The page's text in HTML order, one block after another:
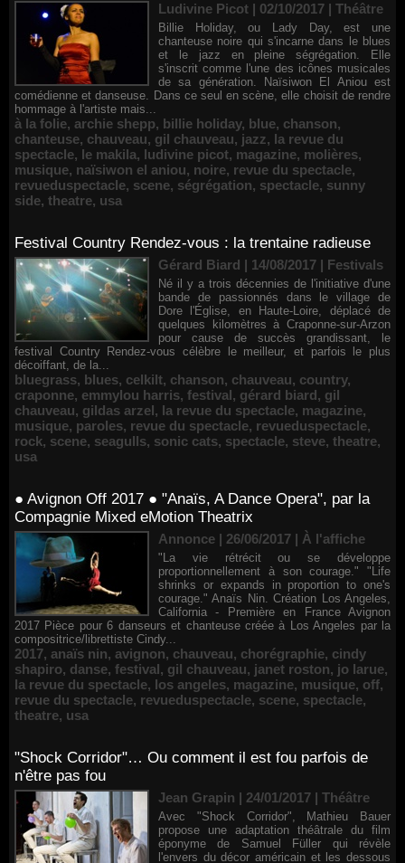
Ludivine Picot | 02/10/2017 | Théâtre
Billie Holiday, ou Lady Day, est une
chanteuse noire qui s'incarne dans le blues
et le jazz en pleine ségrégation. Elle
s'inscrit comme l'une des icônes musicales
de sa génération. Naïsiwon El Aniou est
comédienne et danseuse. Dans ce seul en scène, elle choisit de rendre
hommage à l'artiste mais...
à la folie, archie shepp, billie holiday, blue, chanson,
chanteuse, chauveau, gil chauveau, jazz, la revue du
spectacle, le makila, ludivine picot, magazine, molières,
musique, naïsiwon el aniou, noire, revue du spectacle,
revueduspectacle, scene, ségrégation, spectacle, sunny
side, theatre, usa
Festival Country Rendez-vous : la trentaine radieuse
Gérard Biard | 14/08/2017 | Festivals
Né il y a trois décennies de l'initiative d'une
bande de passionnés dans le village de
Dore l'Église, en Haute-Loire, déplacé de
quelques kilomètres à Craponne-sur-Arzon
pour cause de succès grandissant, le
festival Country Rendez-vous célèbre le meilleur, et parfois le plus
décoiffant, de la...
bluegrass, blues, celkilt, chanson, chauveau, country,
craponne, emmylou harris, festival, gérard biard, gil
chauveau, gildas arzel, la revue du spectacle, magazine,
musique, paroles, revue du spectacle, revueduspectacle,
rock, scene, seagulls, sonic cats, spectacle, steve, theatre,
usa
● Avignon Off 2017 ● "Anaïs, A Dance Opera", par la
Compagnie Mixed eMotion Theatrix
Annonce | 26/06/2017 | À l'affiche
"La vie rétrécit ou se développe
proportionnellement à son courage." "Life
shrinks or expands in proportion to one's
courage." Anaïs Nin. Création Los Angeles,
California - Première en France Avignon
2017 Pièce pour 6 danseurs et chanteuse créée à Los Angeles par la
compositrice/librettiste Cindy...
2017, anaïs nin, avignon, chauveau, chorégraphie, cindy
shapiro, danse, festival, gil chauveau, janet roston, jo larue,
la revue du spectacle, los angeles, magazine, musique, off,
revue du spectacle, revueduspectacle, scene, spectacle,
theatre, usa
"Shock Corridor"… Ou comment il est fou parfois de
n'être pas fou
Jean Grapin | 24/01/2017 | Théâtre
Avec "Shock Corridor", Mathieu Bauer
propose une adaptation théâtrale du film
éponyme de Samuel Füller qui révèle
l'envers du décor américain et les dessous